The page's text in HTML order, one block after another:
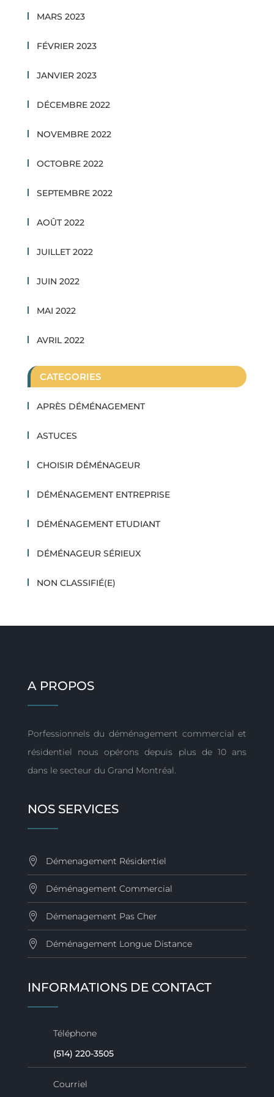
MARS 2023
FÉVRIER 2023
JANVIER 2023
DÉCEMBRE 2022
NOVEMBRE 2022
OCTOBRE 2022
SEPTEMBRE 2022
AOÛT 2022
JUILLET 2022
JUIN 2022
MAI 2022
AVRIL 2022
CATEGORIES
APRÈS DÉMÉNAGEMENT
ASTUCES
CHOISIR DÉMÉNAGEUR
DÉMÉNAGEMENT ENTREPRISE
DÉMÉNAGEMENT ETUDIANT
DÉMÉNAGEUR SÉRIEUX
NON CLASSIFIÉ(E)
A PROPOS
Porfessionnels du déménagement commercial et
résidentiel nous opérons depuis plus de 10 ans
dans le secteur du Grand Montréal.
NOS SERVICES
Démenagement Résidentiel
Déménagement Commercial
Démenagement Pas Cher
Déménagement Longue Distance
INFORMATIONS DE CONTACT
Téléphone
(514) 220-3505
Courriel